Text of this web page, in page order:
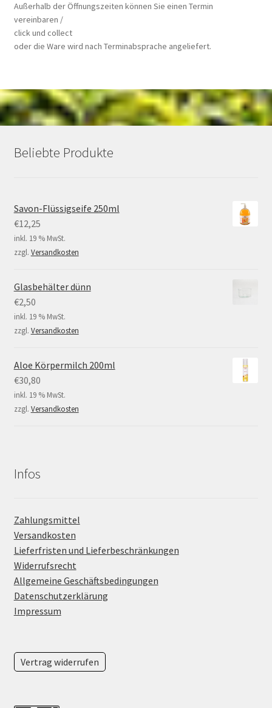
Außerhalb der Öffnungszeiten können Sie einen Termin
vereinbaren /
click und collect
oder die Ware wird nach Terminabsprache angeliefert.
Beliebte Produkte
Savon-Flüssigseife 250ml
€12,25
inkl. 19 % MwSt.
zzgl. Versandkosten
Glasbehälter dünn
€2,50
inkl. 19 % MwSt.
zzgl. Versandkosten
Aloe Körpermilch 200ml
€30,80
inkl. 19 % MwSt.
zzgl. Versandkosten
Infos
Zahlungsmittel
Versandkosten
Lieferfristen und Lieferbeschränkungen
Widerrufsrecht
Allgemeine Geschäftsbedingungen
Datenschutzerklärung
Impressum
Vertrag widerrufen